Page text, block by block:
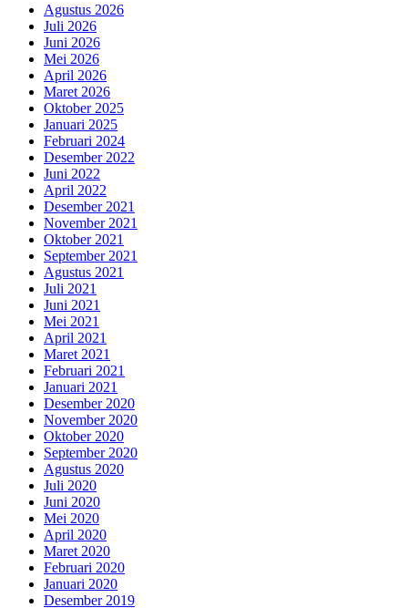
Agustus 2026
Juli 2026
Juni 2026
Mei 2026
April 2026
Maret 2026
Oktober 2025
Januari 2025
Februari 2024
Desember 2022
Juni 2022
April 2022
Desember 2021
November 2021
Oktober 2021
September 2021
Agustus 2021
Juli 2021
Juni 2021
Mei 2021
April 2021
Maret 2021
Februari 2021
Januari 2021
Desember 2020
November 2020
Oktober 2020
September 2020
Agustus 2020
Juli 2020
Juni 2020
Mei 2020
April 2020
Maret 2020
Februari 2020
Januari 2020
Desember 2019